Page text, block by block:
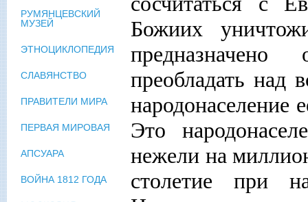
Божиих
преобладать над
народонаселение
Это
нежели на
столетие при
РУМЯНЦЕВСКИЙ
МУЗЕЙ
ЭТНОЦИКЛОПЕДИЯ
СЛАВЯНСТВО
ПРАВИТЕЛИ МИРА
ПЕРВАЯ МИРОВАЯ
АПСУАРА
ВОЙНА 1812 ГОДА